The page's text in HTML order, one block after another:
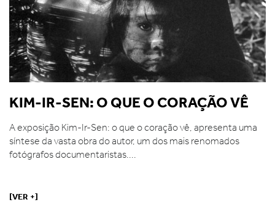
KIM-IR-SEN: O QUE O CORAÇÃO VÊ
A exposição Kim-Ir-Sen: o que o coração vê, apresenta uma
síntese da vasta obra do autor, um dos mais renomados
fotógrafos documentaristas....
[VER +]